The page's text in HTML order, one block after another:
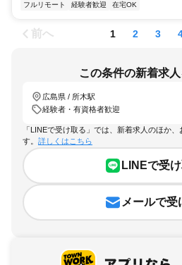
フルリモート 経験者歓迎 在宅OK
前へ 1 2 3
この条件の新着求
広島県 / 所木駅
経験者・有資格者歓迎
「LINEで受け取る」では、新着求人のほか
す。 詳しくはこちら
LINEで受
メールで受